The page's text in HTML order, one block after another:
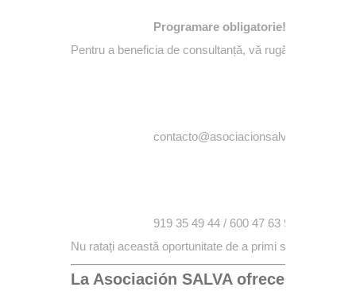
Programare obligatorie!
Pentru a beneficia de consultanță, vă rugăm să faceți
contacto@asociacionsalva.org
919 35 49 44 / 600 47 63 97
Nu ratați această oportunitate de a primi sfaturi juridice
La Asociación SALVA ofrece